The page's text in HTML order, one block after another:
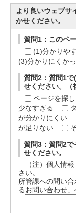
より良いウェブサ
かせください。
質問1：このペ
(1)分かりや
(3)分かりにくか
質問2：質問1
せください。（
ページを探
少なすぎる
が分かりにくい
が足りない
質問3：質問2で
せください。
（注）個人情報
さい。
所管課への問い
るお問い合わせ」